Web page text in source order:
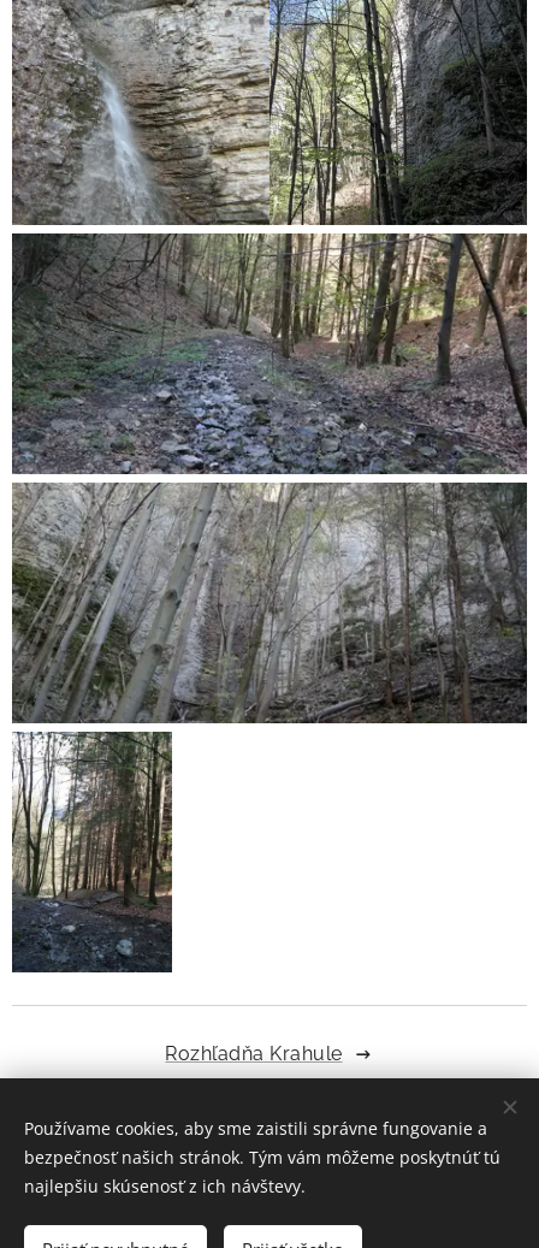
Rozhľadňa Krahule
Share
Používame cookies, aby sme zaistili správne fungovanie a
bezpečnosť našich stránok. Tým vám môžeme poskytnúť tú
najlepšiu skúsenosť z ich návštevy.